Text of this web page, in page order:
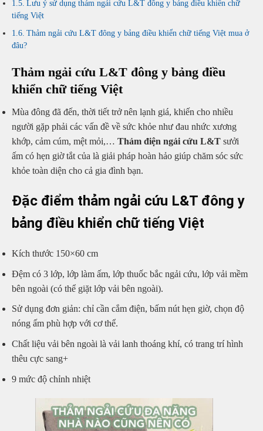
Lưu ý sử dụng thảm ngải cứu L&T đông y bảng điều khiển chữ
tiếng Việt
Thảm ngải cứu L&T đông y bảng điều khiển chữ tiếng Việt mua ở
đâu?
Thảm ngải cứu L&T đông y bảng điều
khiển chữ tiếng Việt
Mùa đông đã đến, thời tiết trở nên lạnh giá, khiến cho nhiều
người gặp phải các vấn đề về sức khỏe như đau nhức xương
khớp, cảm cúm, mệt mỏi,… Thảm điện ngải cứu L&T sưởi
ấm có hẹn giờ tắt của là giải pháp hoàn hảo giúp chăm sóc sức
khỏe toàn diện cho cả gia đình bạn.
Đặc điểm thảm ngải cứu L&T đông y
bảng điều khiển chữ tiếng Việt
Kích thước 150×60 cm
Đệm có 3 lớp, lớp làm ấm, lớp thuốc bắc ngải cứu, lớp vải mềm
bên ngoài (có thể giặt lớp vải bên ngoài).
Sử dụng đơn giản: chỉ cần cắm điện, bấm nút hẹn giờ, chọn độ
nóng ấm phù hợp với cơ thể.
Chất liệu vải bên ngoài là vải lanh thoáng khí, có trang trí hình
thêu cực sang+
9 mức độ chỉnh nhiệt